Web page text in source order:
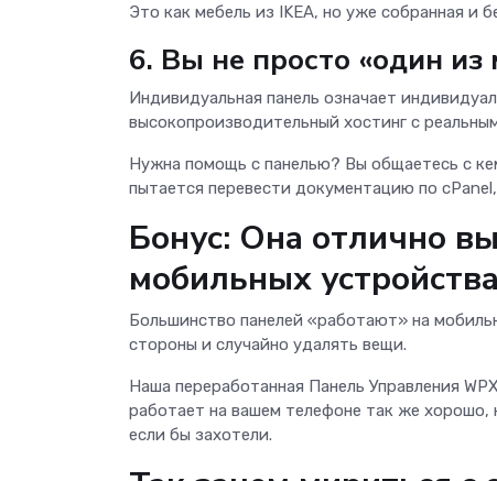
Это как мебель из IKEA, но уже собранная и
6. Вы не просто «один из
Индивидуальная панель означает
высокопроизводительный хостинг с
Нужна помощь с панелью? Вы общаетесь с
пытается перевести документацию по
Бонус: Она отлично
мобильных
Большинство панелей «работают» на
стороны и случайно удалять вещи.
Наша переработанная Панель Управления
работает на вашем телефоне так же хорошо,
если бы захотели.